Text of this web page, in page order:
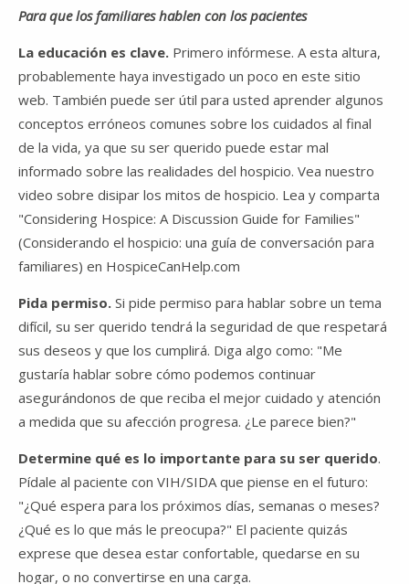
Para que los familiares hablen con los pacientes
La educación es clave. Primero infórmese. A esta altura,
probablemente haya investigado un poco en este sitio
web. También puede ser útil para usted aprender algunos
conceptos erróneos comunes sobre los cuidados al final
de la vida, ya que su ser querido puede estar mal
informado sobre las realidades del hospicio. Vea nuestro
video sobre disipar los mitos de hospicio. Lea y comparta
"Considering Hospice: A Discussion Guide for Families"
(Considerando el hospicio: una guía de conversación para
familiares) en HospiceCanHelp.com
Pida permiso. Si pide permiso para hablar sobre un tema
difícil, su ser querido tendrá la seguridad de que respetará
sus deseos y que los cumplirá. Diga algo como: "Me
gustaría hablar sobre cómo podemos continuar
asegurándonos de que reciba el mejor cuidado y atención
a medida que su afección progresa. ¿Le parece bien?"
Determine qué es lo importante para su ser querido.
Pídale al paciente con VIH/SIDA que piense en el futuro:
"¿Qué espera para los próximos días, semanas o meses?
¿Qué es lo que más le preocupa?" El paciente quizás
exprese que desea estar confortable, quedarse en su
hogar, o no convertirse en una carga.